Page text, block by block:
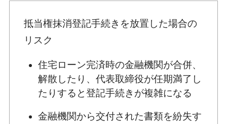
抵当権抹消登記手続きを放置した場合の
リスク
住宅ローン完済時の金融機関が合併、
解散したり、代表取締役が任期満了し
たりすると登記手続きが複雑になる
金融機関から交付された書類を紛失す